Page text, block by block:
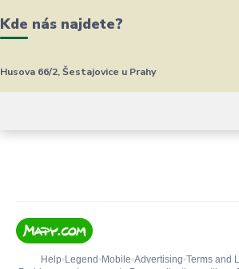
Kde nás najdete?
Husova 66/2, Šestajovice u Prahy